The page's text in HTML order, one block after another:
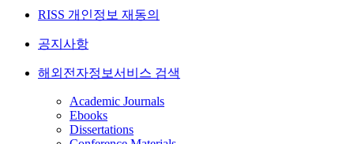
RISS 개인정보 재동의
공지사항
해외전자정보서비스 검색
Academic Journals
Ebooks
Dissertations